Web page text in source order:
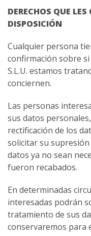
DERECHOS QUE
DISPOSICIÓN
Cualquier persona
confirmación sobre si
S.L.U. estamos
conciernen.
Las personas
sus datos
rectificación de los
solicitar su
datos ya no sean
fueron recabados.
En determinadas
interesadas podrán
tratamiento de sus
conservaremos para